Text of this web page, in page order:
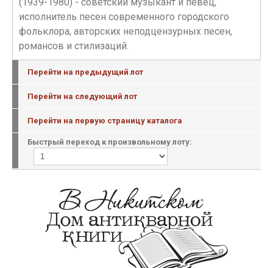
исполнитель песен современного городского
фольклора, авторских неподцензурных песен,
романсов и стилизаций.
Перейти на предыдущий лот
Перейти на следующий лот
Перейти на первую страницу каталога
Быстрый переход к произвольному лоту: